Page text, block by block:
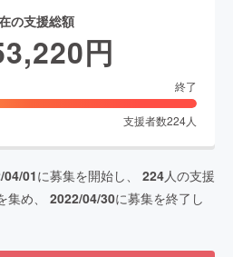
の支援総額
円
終了
支援者数224人
04/01に募集を開始し、 224人の支援
集め、 2022/04/30に募集を終了し